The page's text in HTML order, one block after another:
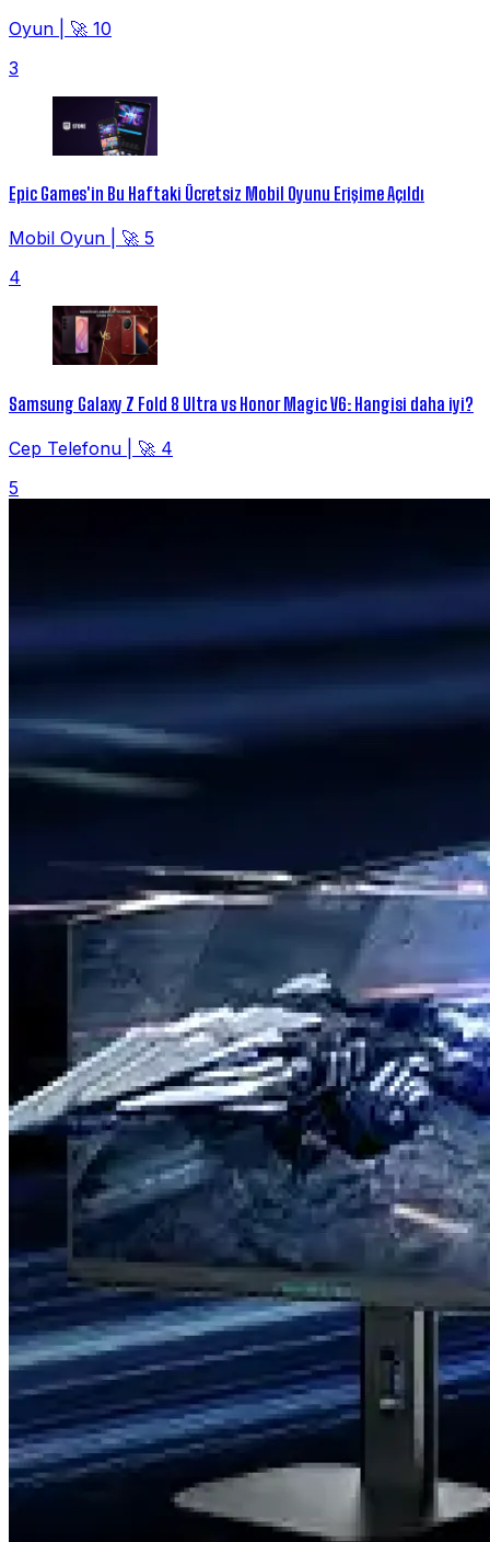
Oyun
🚀 10
3
Epic Games'in Bu Haftaki Ücretsiz Mobil Oyunu Erişime Açıldı
Mobil Oyun
🚀 5
4
Samsung Galaxy Z Fold 8 Ultra vs Honor Magic V6: Hangisi daha iyi?
Cep Telefonu
🚀 4
5